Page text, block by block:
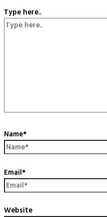
Type here..
Name*
Email*
Website